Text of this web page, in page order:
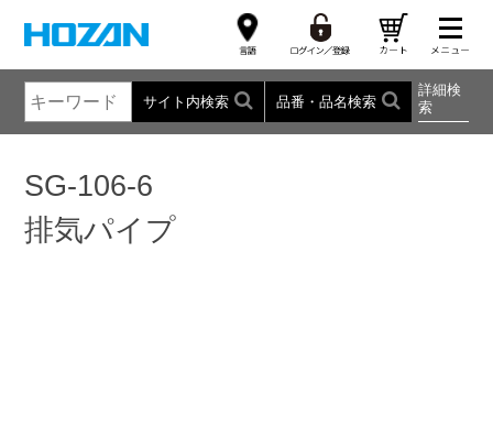
サイト内検索 品番・品名検索
詳細検
索
SG-106-6
排気パイプ